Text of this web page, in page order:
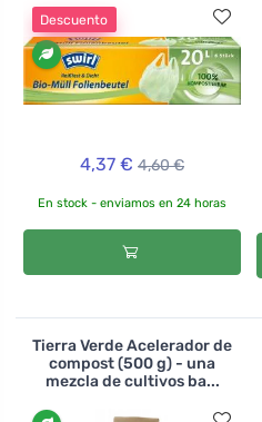
Descuento
4,37 € 4,60 €
En stock - enviamos en 24 horas
Tierra Verde Acelerador de
compost (500 g) - una
mezcla de cultivos ba...